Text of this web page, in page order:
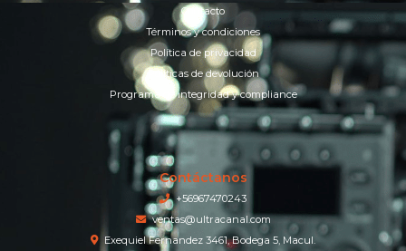
Contacto
Términos y condiciones
Política de privacidad
Políticas de devolución
Programa de integridad y compliance
Contáctanos
+56967470243
ventas@ultracanal.com
Exequiel Fernandez 3461, Bodega 5, Macul.